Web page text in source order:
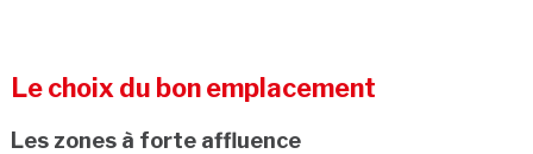
Le choix du bon emplacement
Les zones à forte affluence